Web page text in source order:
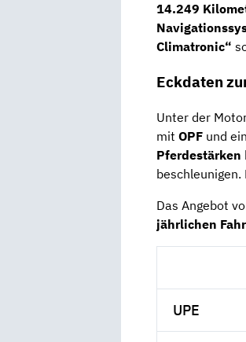
14.249
Climatronic“
Eckdaten
Unter der
mit OPF und
Pferdestärken
Das Angebot
jährlichen
UPE